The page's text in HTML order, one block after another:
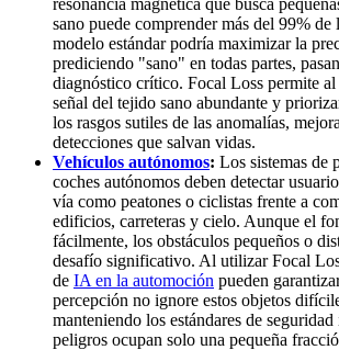
sano puede comprender más del 99% de
modelo estándar podría maximizar la
prediciendo "sano" en todas partes,
diagnóstico crítico. Focal Loss permite
señal del tejido sano abundante y
los rasgos sutiles de las anomalías,
detecciones que salvan vidas.
Vehículos autónomos: Los sistemas de
coches autónomos deben detectar
vía como peatones o ciclistas frente a
edificios, carreteras y cielo. Aunque el
fácilmente, los obstáculos pequeños o
desafío significativo. Al utilizar Focal
de IA en la automoción pueden
percepción no ignore estos objetos
manteniendo los estándares de
peligros ocupan solo una pequeña